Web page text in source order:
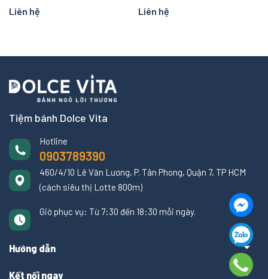
Liên hệ Liên hệ
Tiệm bánh Dolce Vita
Hotline
0903789390
460/4/10 Lê Văn Lương, P. Tân Phong, Quận 7, TP HCM
(cách siêu thị Lotte 800m)
Giờ phục vụ: Từ 7:30 đến 18:30 mỗi ngày.
Hướng dẫn
Kết nối ngay